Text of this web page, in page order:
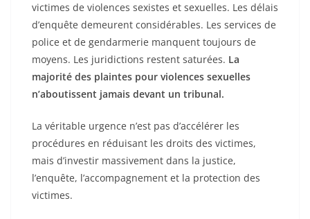
victimes de violences sexistes et sexuelles. Les délais
d’enquête demeurent considérables. Les services de
police et de gendarmerie manquent toujours de
moyens. Les juridictions restent saturées. La
majorité des plaintes pour violences sexuelles
n’aboutissent jamais devant un tribunal.
La véritable urgence n’est pas d’accélérer les
procédures en réduisant les droits des victimes,
mais d’investir massivement dans la justice,
l’enquête, l’accompagnement et la protection des
victimes.